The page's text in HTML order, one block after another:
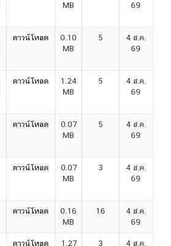
MB
69
ดาวน์โหลด
0.10
MB
5
4 ส.ค.
69
ดาวน์โหลด
1.24
MB
5
4 ส.ค.
69
ดาวน์โหลด
0.07
MB
5
4 ส.ค.
69
ดาวน์โหลด
0.07
MB
3
4 ส.ค.
69
ดาวน์โหลด
0.16
MB
16
4 ส.ค.
69
ดาวน์โหลด 1.27 3 4 ส.ค.